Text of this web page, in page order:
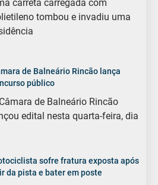
carreta carregada com
tombou e invadiu uma
de Balneário Rincão lança
público
de Balneário Rincão
edital nesta quarta-feira, dia
sofre fratura exposta após
da pista e bater em poste